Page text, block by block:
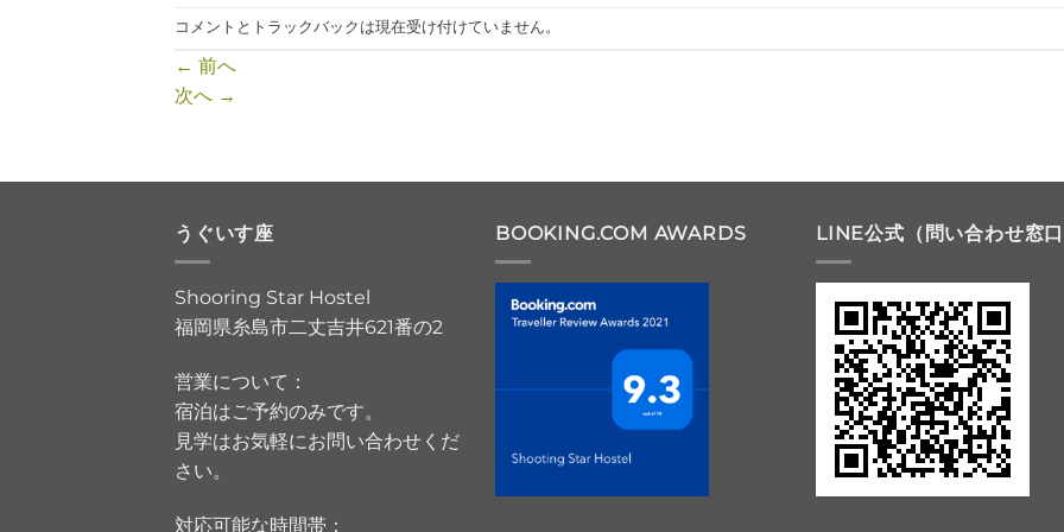
コメントとトラックバックは現在受け付けていません。
← 前へ
次へ →
うぐいす座
Shooring Star Hostel
福岡県糸島市二丈吉井621番の2
営業について：
宿泊はご予約のみです。
見学はお気軽にお問い合わせくだ
さい。
対応可能な時間帯：
BOOKING.COM AWARDS LINE公式（問い合わせ窓